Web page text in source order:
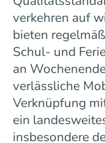
verkehren auf
bieten
Schul- und
an
verlässliche
Verknüpfung
ein
insbesondere